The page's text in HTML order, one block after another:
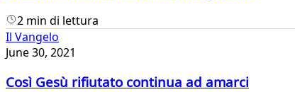
2 min di lettura
Il Vangelo
June 30, 2021
Così Gesù rifiutato continua ad amarci